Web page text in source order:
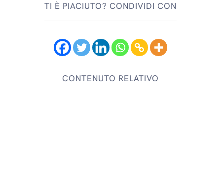
TI È PIACIUTO? CONDIVIDI CON
CONTENUTO RELATIVO